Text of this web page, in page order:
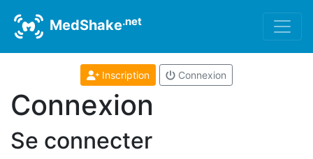
MedShake.net
Inscription Connexion
Connexion
Se connecter